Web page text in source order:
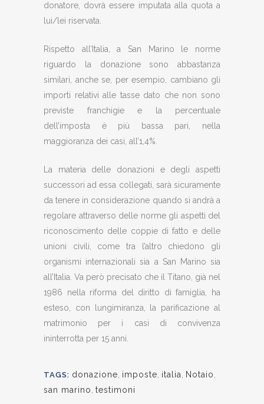
donatore, dovrà essere imputata alla quota a
lui/lei riservata.
Rispetto all’Italia, a San Marino le norme
riguardo la donazione sono abbastanza
similari, anche se, per esempio, cambiano gli
importi relativi alle tasse dato che non sono
previste franchigie e la percentuale
dell’imposta è più bassa pari, nella
maggioranza dei casi, all’1,4%.
La materia delle donazioni e degli aspetti
successori ad essa collegati, sarà sicuramente
da tenere in considerazione quando si andrà a
regolare attraverso delle norme gli aspetti del
riconoscimento delle coppie di fatto e delle
unioni civili, come tra l’altro chiedono gli
organismi internazionali sia a San Marino sia
all’Italia. Va però precisato che il Titano, già nel
1986 nella riforma del diritto di famiglia, ha
esteso, con lungimiranza, la parificazione al
matrimonio per i casi di convivenza
ininterrotta per 15 anni.
TAGS: donazione imposte italia Notaio
san marino testimoni